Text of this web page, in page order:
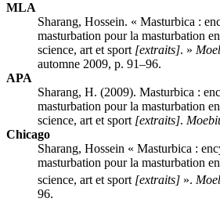
MLA
Sharang, Hossein. « Masturbica :
masturbation pour la masturbation
science, art et sport [extraits]. »
automne 2009, p. 91–96.
APA
Sharang, H. (2009). Masturbica :
masturbation pour la masturbation
science, art et sport [extraits].
Chicago
Sharang, Hossein « Masturbica :
masturbation pour la masturbation
science, art et sport [extraits] ».
96.